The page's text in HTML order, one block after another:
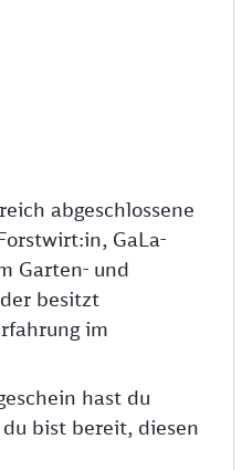
abgeschlossene
GaLa-
Garten- und
besitzt
im
hast du
bist bereit, diesen